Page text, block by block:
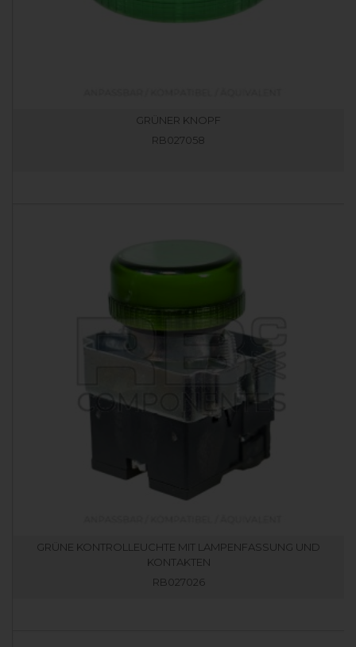
GRÜNER KNOPF
RB027058
GRÜNE KONTROLLEUCHTE MIT LAMPENFASSUNG UND
KONTAKTEN
RB027026